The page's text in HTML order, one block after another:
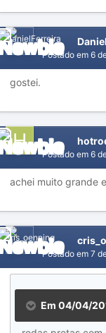
Postado em 6
gostei.
Postado em 6
achei muito grande
Postado em 7
Em 04/04/